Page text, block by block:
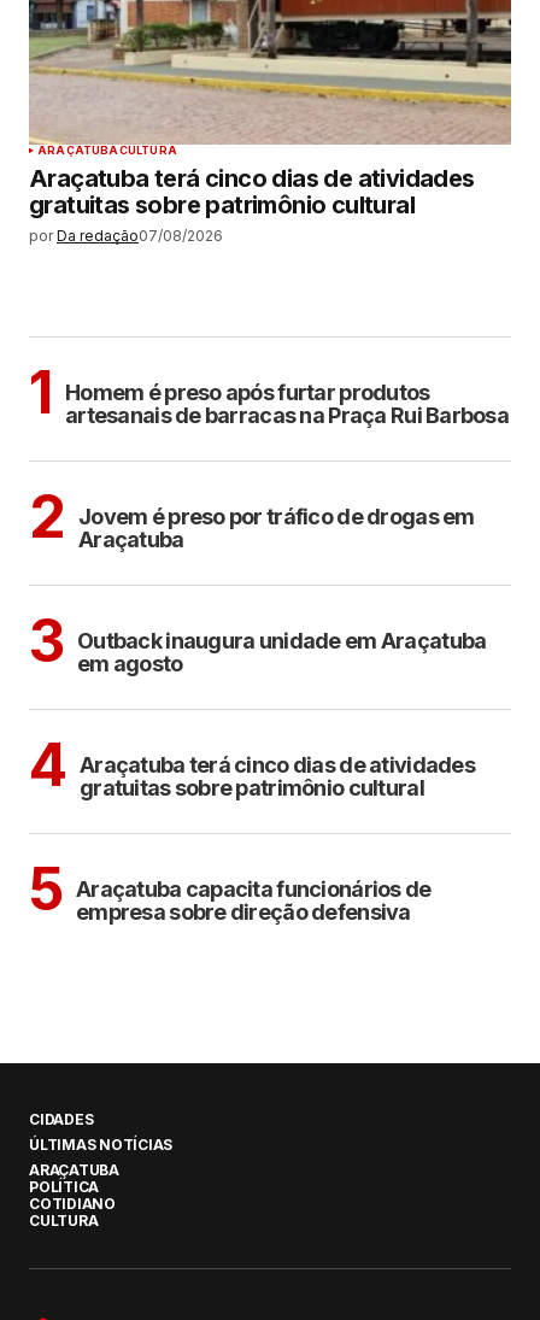
ARAÇATUBACULTURA
Araçatuba terá cinco dias de atividades
gratuitas sobre patrimônio cultural
por Da redação07/08/2026
1
Homem é preso após furtar produtos
artesanais de barracas na Praça Rui Barbosa
2
Jovem é preso por tráfico de drogas em
Araçatuba
3 Outback inaugura unidade em Araçatuba
em agosto
4 Araçatuba terá cinco dias de atividades
gratuitas sobre patrimônio cultural
5 Araçatuba capacita funcionários de
empresa sobre direção defensiva
CIDADES
ÚLTIMAS NOTÍCIAS
ARAÇATUBA
POLÍTICA
COTIDIANO
CULTURA